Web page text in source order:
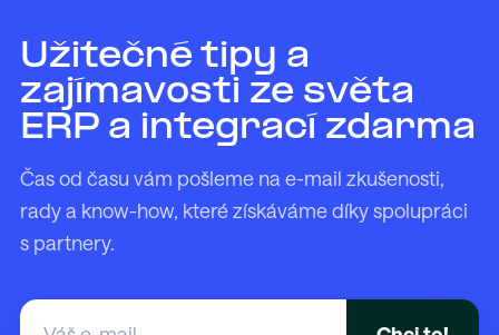
Užitečné tipy a
zajímavosti ze světa
ERP a integrací zdarma
Čas od času vám pošleme na e-mail zkušenosti,
rady a know-how, které získáváme díky spolupráci
s partnery.